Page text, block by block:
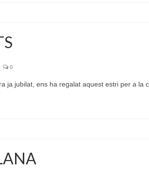
0
ja jubilat, ens ha regalat aquest estri per a la